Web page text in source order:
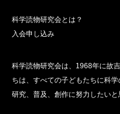
科学読物研究会とは？
入会申し込み
科学読物研究会は、1968年に故
ちは、すべての子どもたちに科
研究、普及、創作に努力したいと